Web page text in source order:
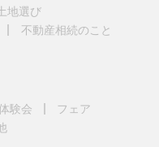
地選び
不動産相続のこと
験会
フェア